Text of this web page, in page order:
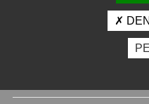
Etudiants & futurs étudiants
Dates de rentrée 2026/2027 |